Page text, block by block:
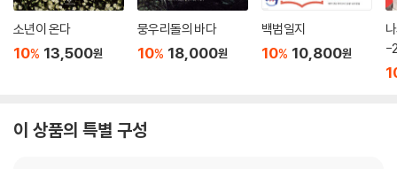
소년이 온다
10% 13,500원
뭉우리돌의 바다
10% 18,000원
백범일지
10% 10,800원
-
이 상품의 특별 구성